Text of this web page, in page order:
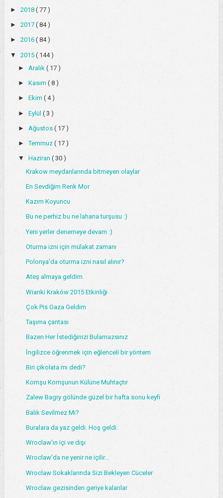
► 2018 ( 77 )
► 2017 ( 84 )
► 2016 ( 84 )
▼ 2015 ( 144 )
► Aralık ( 17 )
► Kasım ( 8 )
► Ekim ( 4 )
► Eylül ( 3 )
► Ağustos ( 17 )
►Temmuz ( 17 )
▼ Haziran ( 30 )
Krakow meydanlarında bitmeyen olaylar
En Sevdiğim Renk Mor
Kazım Koyuncu
Bu ne perhiz bu ne lahana turşusu :)
Yeni yerler denemeye devam :)
Oturma izni için mülakat zamanı
Polonya'da oturma izni nasıl alınır?
Ateş almaya geldim.
Wianki Kraków 2015 Etkinliği
Çok Pis Gaza Geldim
Taşıma çantası
Bazen Her İstediğinizi Bulamazsınız
İngilizce öğrenmek için eğlenceli bir yöntem
Biri çikolata mı dedi?
Komşu Komşunun Külüne Muhtaçtır
Zalew Bagry gölünde güzel bir hafta sonu keyfi
Balık Sevilmez Mi?
Buralara da yaz geldi. Hoş geldi.
Wroclaw'ın içi ve dışı
Wroclaw'da ne yenir ne içilir...
Wroclaw Sokaklarında Sizi Bekleyen Cüceler
Wroclaw gezisinden geriye kalanlar